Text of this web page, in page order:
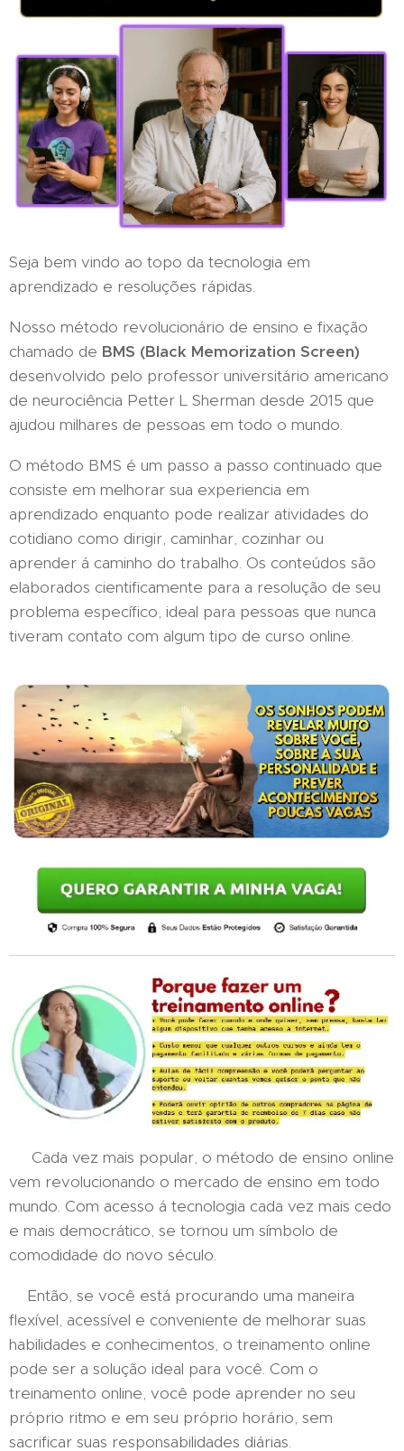
Seja bem vindo ao topo da tecnologia em
aprendizado e resoluções rápidas.
Nosso método revolucionário de ensino e fixação
chamado de BMS (Black Memorization Screen)
desenvolvido pelo professor universitário americano
de neurociência Petter L Sherman desde 2015 que
ajudou milhares de pessoas em todo o mundo.
O método BMS é um passo a passo continuado que
consiste em melhorar sua experiencia em
aprendizado enquanto pode realizar atividades do
cotidiano como dirigir, caminhar, cozinhar ou
aprender á caminho do trabalho. Os conteúdos são
elaborados cientificamente para a resolução de seu
problema específico, ideal para pessoas que nunca
tiveram contato com algum tipo de curso online.
Cada vez mais popular, o método de ensino online
vem revolucionando o mercado de ensino em todo
mundo. Com acesso á tecnologia cada vez mais cedo
e mais democrático, se tornou um símbolo de
comodidade do novo século.
Então, se você está procurando uma maneira
flexível, acessível e conveniente de melhorar suas
habilidades e conhecimentos, o treinamento online
pode ser a solução ideal para você. Com o
treinamento online, você pode aprender no seu
próprio ritmo e em seu próprio horário, sem
sacrificar suas responsabilidades diárias.